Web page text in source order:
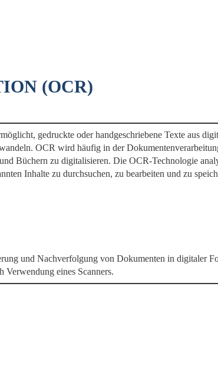
(OCR)
gedruckte oder handgeschriebene Texte aus
OCR wird häufig in der
Büchern zu digitalisieren. Die OCR-Technologie
Inhalte zu durchsuchen, zu bearbeiten und zu
und Nachverfolgung von Dokumenten in digitaler
eines Scanners.